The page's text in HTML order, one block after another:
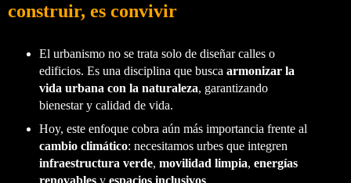
construir, es convivir
El urbanismo no se trata solo de diseñar calles o
edificios. Es una disciplina que busca armonizar la
vida urbana con la naturaleza, garantizando
bienestar y calidad de vida.
Hoy, este enfoque cobra aún más importancia frente al
cambio climático: necesitamos urbes que integren
infraestructura verde, movilidad limpia, energías
renovablesy espacios inclusivos.